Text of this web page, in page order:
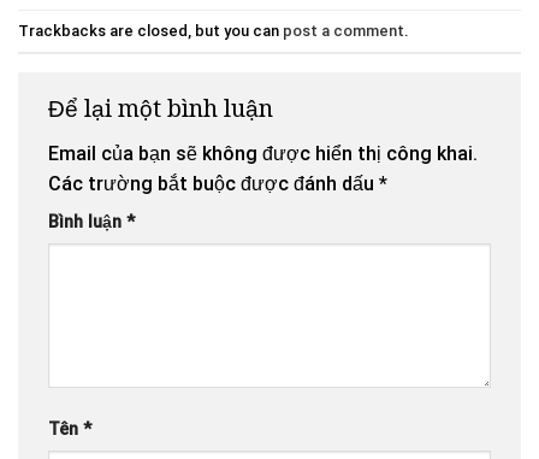
Trackbacks are closed, but you can post a comment.
Để lại một bình luận
Email của bạn sẽ không được hiển thị công khai.
Các trường bắt buộc được đánh dấu *
Bình luận *
Tên *